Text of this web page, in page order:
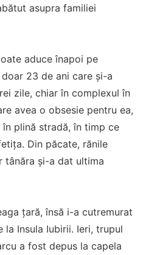
asupra familiei
aduce înapoi pe
23 de ani care și-a
zile, chiar în complexul în
avea o obsesie pentru ea,
plină stradă, în timp ce
Din păcate, rănile
tânăra și-a dat ultima
țară, însă i-a cutremurat
Insula Iubirii. Ieri, trupul
a fost depus la capela